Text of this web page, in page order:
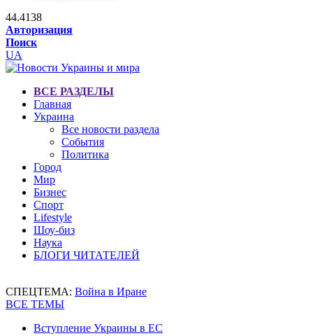
44.4138
Авторизация
Поиск
UA
ВСЕ РАЗДЕЛЫ
Главная
Украина
Все новости раздела
События
Политика
Город
Мир
Бизнес
Спорт
Lifestyle
Шоу-биз
Наука
БЛОГИ ЧИТАТЕЛЕЙ
СПЕЦТЕМА: Война в Иране
ВСЕ ТЕМЫ
Вступление Украины в ЕС